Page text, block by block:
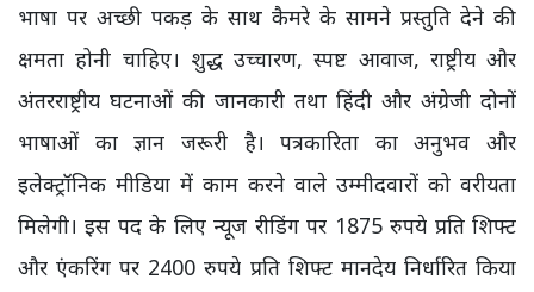
भाषा पर अच्छी पकड़ के साथ कैमरे के सामने प्रस्तुति देने की
क्षमता होनी चाहिए। शुद्ध उच्चारण, स्पष्ट आवाज, राष्ट्रीय और
अंतरराष्ट्रीय घटनाओं की जानकारी तथा हिंदी और अंग्रेजी दोनों
भाषाओं का ज्ञान जरूरी है। पत्रकारिता का अनुभव और
इलेक्ट्रॉनिक मीडिया में काम करने वाले उम्मीदवारों को वरीयता
मिलेगी। इस पद के लिए न्यूज रीडिंग पर 1875 रुपये प्रति शिफ्ट
और एंकरिंग पर 2400 रुपये प्रति शिफ्ट मानदेय निर्धारित किया